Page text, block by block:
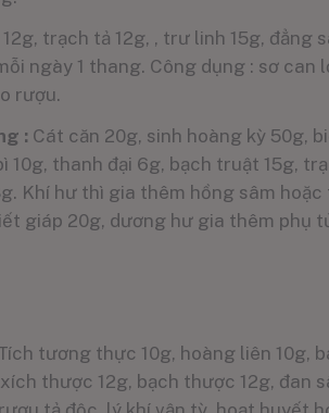
12g, trạch tả 12g, , trư linh 15g, đẳng
ngày 1 thang. Công dụng : sơ
rượu.
: Cát căn 20g, sinh hoàng kỳ 50g,
10g, thanh đại 6g, bạch truật 15g,
Khí hư thì gia thêm hồng sâm
giáp 20g, dương hư gia thêm phụ
tương thực 10g, hoàng liên 10g,
xích thược 12g, bạch thược 12g,